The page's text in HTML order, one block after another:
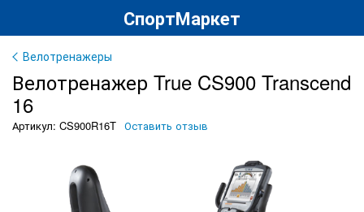
СпортМаркет
Велотренажеры
Велотренажер True CS900 Transcend
16
Артикул: CS900R16T Оставить отзыв